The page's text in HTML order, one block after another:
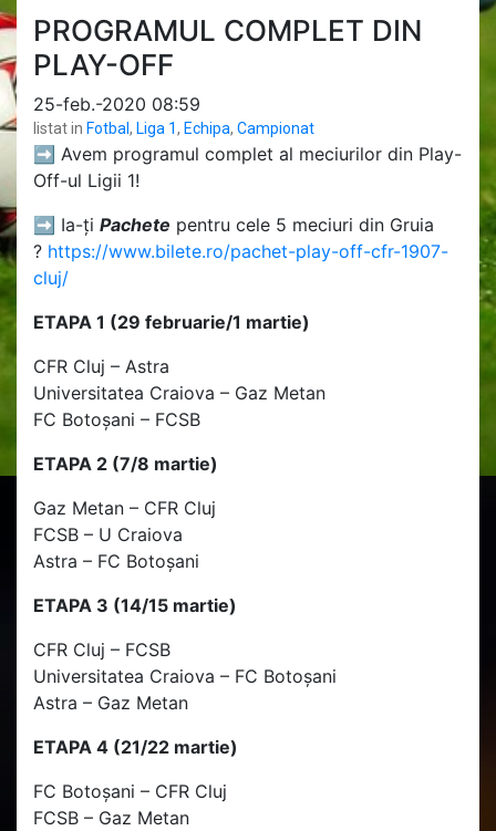
PROGRAMUL COMPLET DIN
PLAY-OFF
25-feb.-2020 08:59
listat in Fotbal , Liga 1, Echipa, Campionat
➡️ Avem programul complet al meciurilor din Play-
Off-ul Ligii 1!
➡️ Ia-ți Pachete pentru cele 5 meciuri din Gruia
? https://www.bilete.ro/pachet-play-off-cfr-1907-
cluj/
ETAPA 1 (29 februarie/1 martie)
CFR Cluj – Astra
Universitatea Craiova – Gaz Metan
FC Botoşani – FCSB
ETAPA 2 (7/8 martie)
Gaz Metan – CFR Cluj
FCSB – U Craiova
Astra – FC Botoșani
ETAPA 3 (14/15 martie)
CFR Cluj – FCSB
Universitatea Craiova – FC Botoșani
Astra – Gaz Metan
ETAPA 4 (21/22 martie)
FC Botoșani – CFR Cluj
FCSB – Gaz Metan